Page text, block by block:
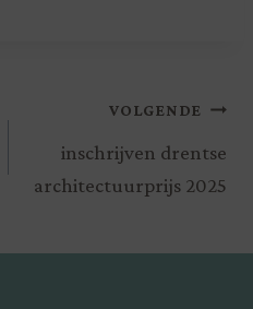
VOLGENDE
inschrijven drentse
architectuurprijs 2025